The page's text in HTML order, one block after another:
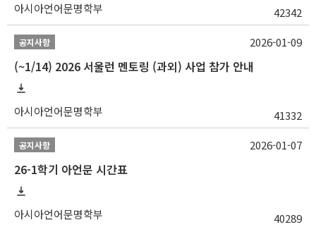
아시아언어문명학부 42342
공지사항
(~1/14) 2026 서울런 멘토링 (과외) 사업 참가 안내
아시아언어문명학부 41332
2026-01-09
공지사항
26-1학기 아언문 시간표
아시아언어문명학부 40289
2026-01-07